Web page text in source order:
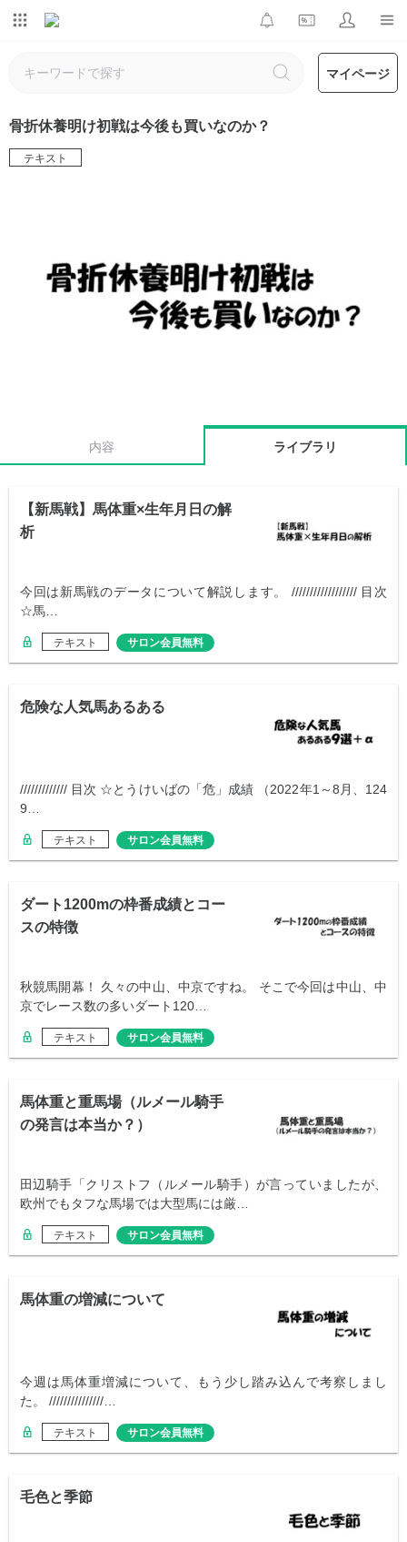
マイページ
骨折休養明け初戦は今後も買いなのか？
テキスト
内容 ライブラリ
【新馬戦】馬体重×生年月日の解
析
今回は新馬戦のデータについて解説します。 ////////////////// 目次
☆馬…
テキスト サロン会員無料
危険な人気馬あるある
///////////// 目次 ☆とうけいばの「危」成績 （2022年1～8月、124
9…
テキスト サロン会員無料
ダート1200mの枠番成績とコー
スの特徴
秋競馬開幕！ 久々の中山、中京ですね。 そこで今回は中山、中
京でレース数の多いダート120…
テキスト サロン会員無料
馬体重と重馬場（ルメール騎手
の発言は本当か？）
田辺騎手「クリストフ（ルメール騎手）が言っていましたが、
欧州でもタフな馬場では大型馬には厳…
テキスト サロン会員無料
馬体重の増減について
今週は馬体重増減について、もう少し踏み込んで考察しまし
た。 ///////////////…
テキスト サロン会員無料
毛色と季節